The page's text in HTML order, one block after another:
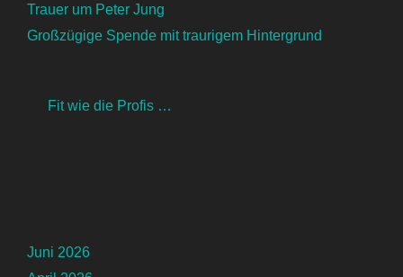
Trauer um Peter Jung
Großzügige Spende mit traurigem Hintergrund
Fit wie die Profis …
Juni 2026